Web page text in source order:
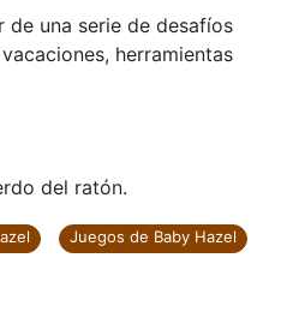
de una serie de desafíos
herramientas
del ratón.
Juegos de Baby Hazel